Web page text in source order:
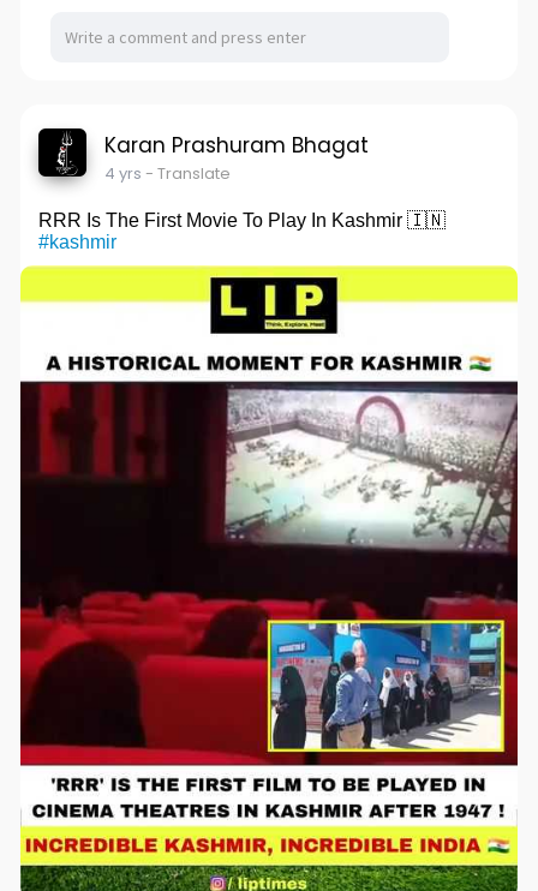
Karan Prashuram Bhagat
4 yrs - Translate
RRR Is The First Movie To Play In Kashmir 🇮🇳
#kashmir